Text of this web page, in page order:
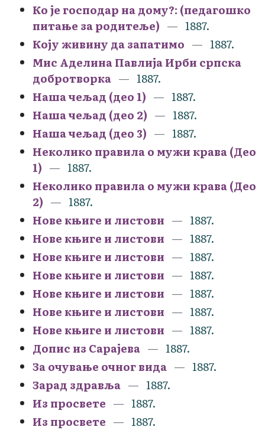
Ко је господар на дому?: (педагошко
питање за родитеље)
1887.
Коју живину да запатимо
1887.
Мис Аделина Павлија Ирби српска
добротворка
1887.
Наша чељад (део 1)
1887.
Наша чељад (део 2)
1887.
Наша чељад (део 3)
1887.
Неколико правила о мужи крава (Део
1)
1887.
Неколико правила о мужи крава (Део
2)
1887.
Нове књиге и листови
1887.
Нове књиге и листови
1887.
Нове књиге и листови
1887.
Нове књиге и листови
1887.
Нове књиге и листови
1887.
Нове књиге и листови
1887.
Нове књиге и листови
1887.
Допис из Сарајева
1887.
За очување очног вида
1887.
Зарад здравља
1887.
Из просвете
1887.
Из просвете
1887.